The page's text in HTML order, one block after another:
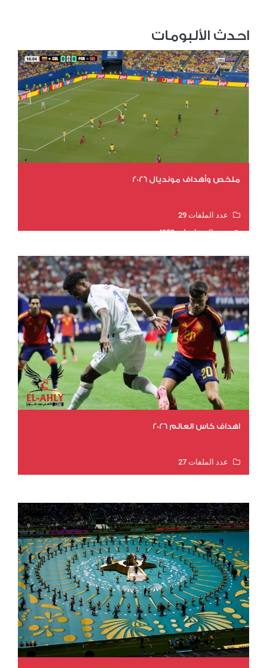
احدث الألبومات
ملخص وأهداف مونديال 2026
عدد الملفات 29
عدد المشاهدات 4953
اهداف كاس العالم 2026
عدد الملفات 27